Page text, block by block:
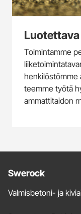
Luotettava
Toimintamme
henkilöstömme
teemme työtä
ammattitaidon
Lisätietoja
ja
Swerock
Valmisbetoni- ja